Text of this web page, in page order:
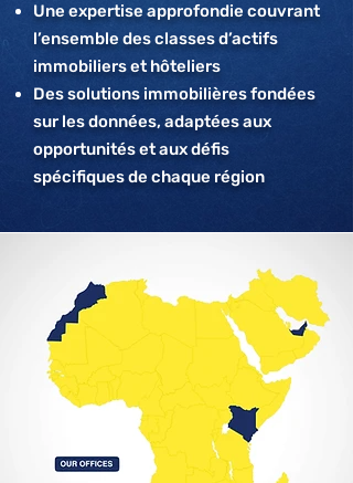
Une expertise approfondie couvrant
l’ensemble des classes d’actifs
immobiliers et hôteliers
Des solutions immobilières fondées
sur les données, adaptées aux
opportunités et aux défis
spécifiques de chaque région